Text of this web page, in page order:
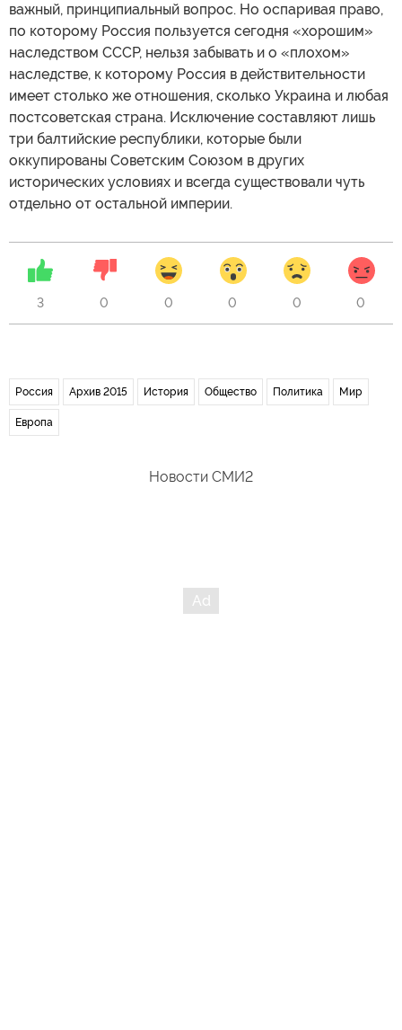
важный, принципиальный вопрос. Но оспаривая право,
по которому Россия пользуется сегодня «хорошим»
наследством СССР, нельзя забывать и о «плохом»
наследстве, к которому Россия в действительности
имеет столько же отношения, сколько Украина и любая
постсоветская страна. Исключение составляют лишь
три балтийские республики, которые были
оккупированы Советским Союзом в других
исторических условиях и всегда существовали чуть
отдельно от остальной империи.
3 0 0 0 0 0
Россия Архив 2015 История Общество Политика Мир
Европа
Новости СМИ2